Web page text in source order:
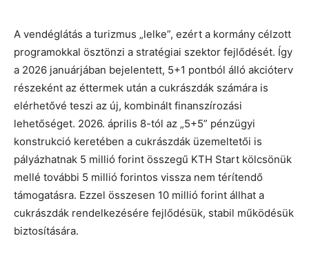
A vendéglátás a turizmus „lelke”, ezért a kormány célzott
programokkal ösztönzi a stratégiai szektor fejlődését. Így
a 2026 januárjában bejelentett, 5+1 pontból álló akcióterv
részeként az éttermek után a cukrászdák számára is
elérhetővé teszi az új, kombinált finanszírozási
lehetőséget. 2026. április 8-tól az „5+5” pénzügyi
konstrukció keretében a cukrászdák üzemeltetői is
pályázhatnak 5 millió forint összegű KTH Start kölcsönük
mellé további 5 millió forintos vissza nem térítendő
támogatásra. Ezzel összesen 10 millió forint állhat a
cukrászdák rendelkezésére fejlődésük, stabil működésük
biztosítására.